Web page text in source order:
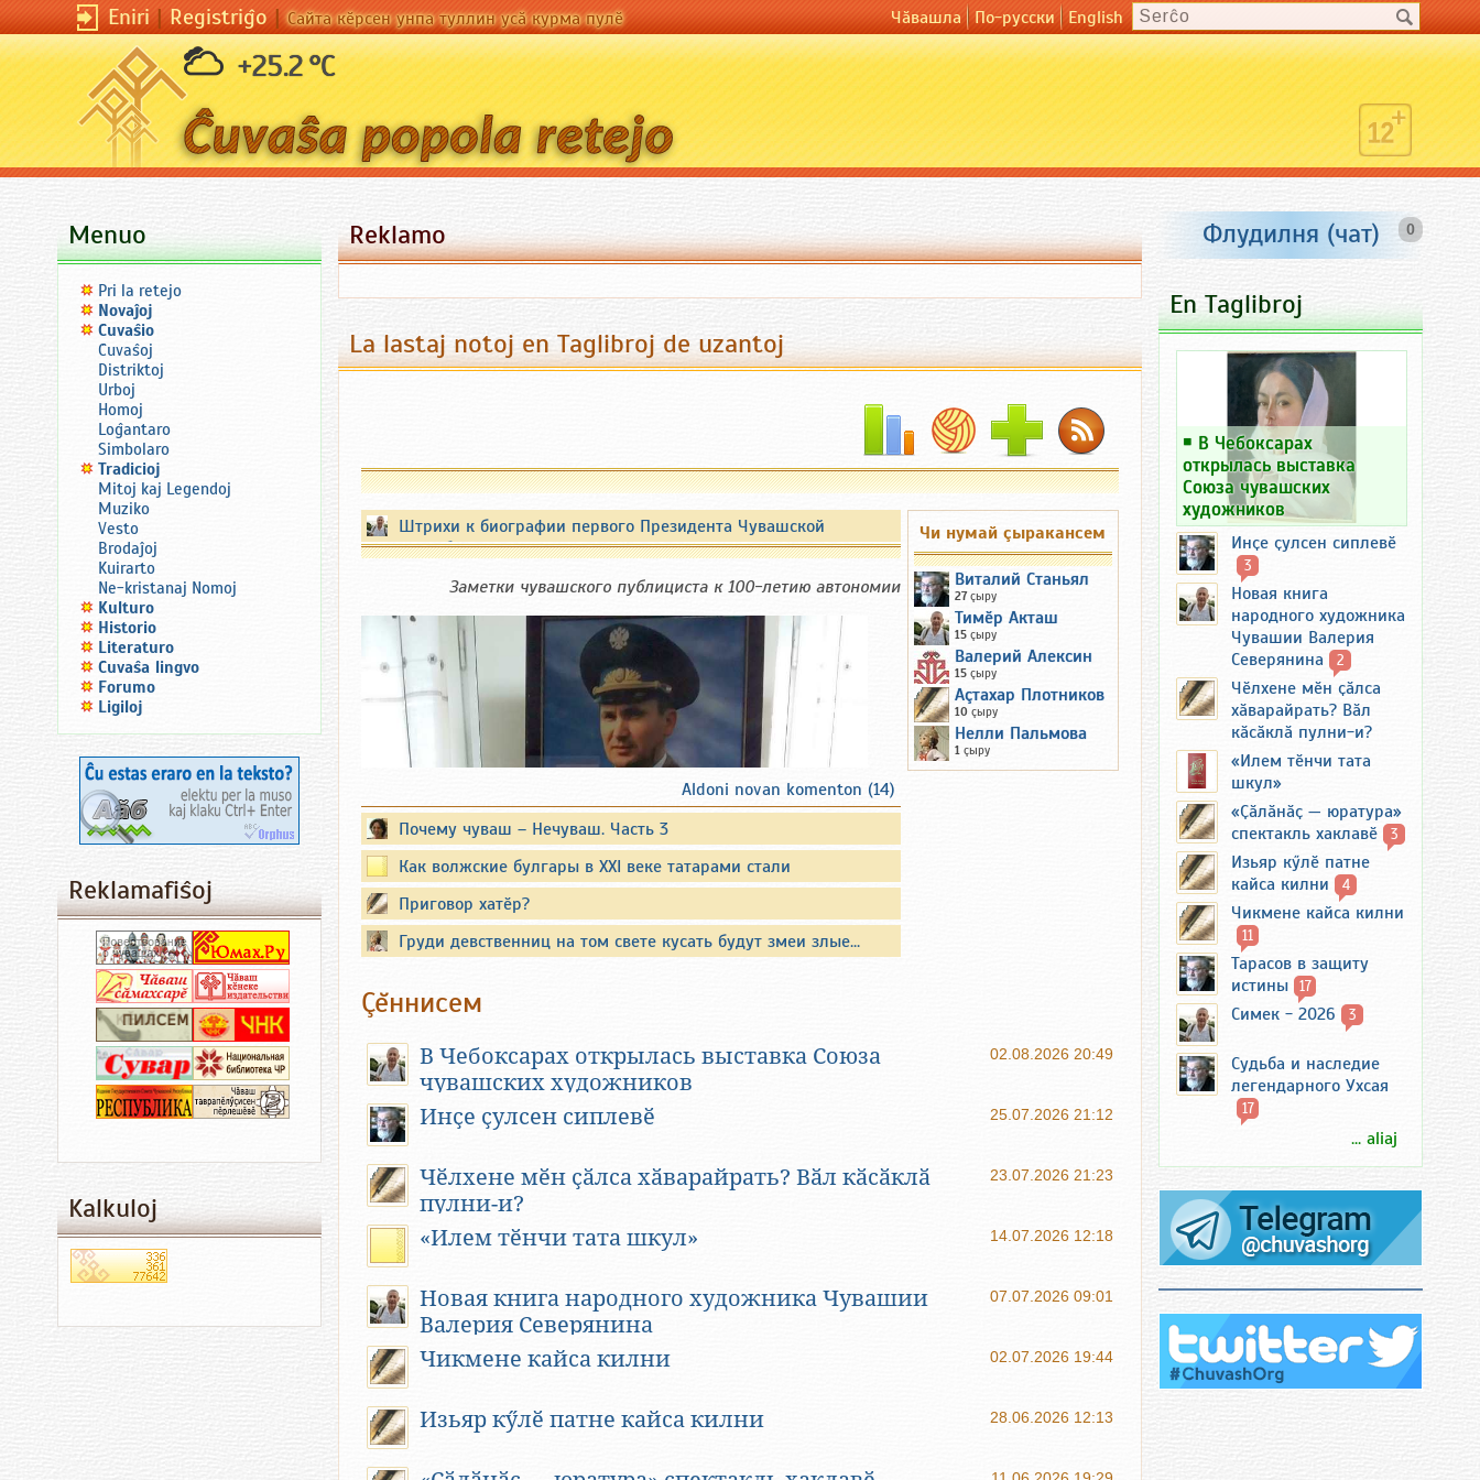
Eniri|Registriĝo|Сайта кӗрсен унпа туллин усӑ курма пулӗ Чӑвашла По-русски English
+25.2 °C
Reklamo
La lastaj notoj en Taglibroj de uzantoj
Чи нумай çыракансем
Виталий Станьял
27çыру
Тимӗр Акташ
15 çыру
Валерий Алексин
15 çыру
Аçтахар Плотников
10 çыру
Нелли Пальмова
1 çыру
Штрихи к биографии первого Президента Чувашской
Республики
Заметки чувашского публициста к 100-летию автономии
известных политиков. Они также публикуют свои
воспоминания.
Но все события и обстоятельства из их жизни объять
невозможно. Между тем, иногда самое интересное остаётся
неизвестным общественности, «за кадром». Автор этих заметок
— чувашский журналист, публицист, историк Тимӗр Акташ,
современник Президента Чувашской Республики Николая
Федорова попытался изложить некоторые малоизвестные
штрихи к портрету политика.
крае, детстве и становлении политика российского масштаба.
Из биографии политика
Федоров Николай Васильевич родился 9 мая 1958 года в
деревне Чедино (Чучукасси) Мариинско-Посадского района
Чувашской АССР в семье ветерана Великой Отечественной
войны Василия Федорова. (Позже эту местность перевели в
Aldoni novan komenton (14)
Почему чуваш – Нечуваш. Часть 3
Как волжские булгары в XXI веке татарами стали
Приговор хатӗр?
Груди девственниц на том свете кусать будут змеи злые...
Çĕннисем
02.08.2026 20:49
В Чебоксарах открылась выставка Союза
чувашских художников
25.07.2026 21:12
Инҫе ҫулсен сиплевӗ
23.07.2026 21:23
Чӗлхене мӗн ҫӑлса хӑварайрать? Вӑл кӑсӑклӑ
пулни-и?
14.07.2026 12:18
«Илем тӗнчи тата шкул»
07.07.2026 09:01
Новая книга народного художника Чувашии
Валерия Северянина
02.07.2026 19:44
Чикмене кайса килни
28.06.2026 12:13
Изьяр кӳлӗ патне кайса килни
Menuo
Pri la retejo
Novaĵoj
Ĉuvaŝio
Ĉuvaŝoj
Distriktoj
Urboj
Homoj
Loĝantaro
Simbolaro
Tradicioj
Mitoj kaj Legendoj
Muziko
Vesto
Brodaĵoj
Kuirarto
Ne-kristanaj Nomoj
Kulturo
Historio
Literaturo
Ĉuvaŝa lingvo
Forumo
Ligiloj
Reklamafiŝoj
Kalkuloj
0
Флудилня (чат)
En Taglibroj
￭ В Чебоксарах
открылась выставка
Союза чувашских
художников
Инҫе ҫулсен сиплевӗ
3
Новая книга
народного художника
Чувашии Валерия
Северянина
2
Чӗлхене мӗн ҫӑлса
хӑварайрать? Вӑл
кӑсӑклӑ пулни-и?
«Илем тӗнчи тата
шкул»
«Ҫӑлӑнӑҫ — юратура»
спектакль хаклавӗ
3
Изьяр кӳлӗ патне
кайса килни
4
Чикмене кайса килни
11
Тарасов в защиту
истины 17
Симек - 2026 3
Судьба и наследие
легендарного Ухсая
17
... aliaj